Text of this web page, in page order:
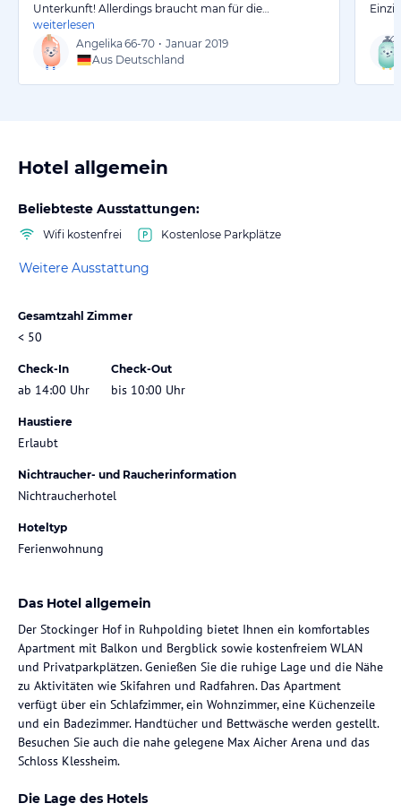
Unterkunft! Allerdings braucht man für die…
weiterlesen
Angelika 66-70 • Januar 2019
Aus Deutschland
Hotel allgemein
Beliebteste Ausstattungen:
Wifi kostenfrei Kostenlose Parkplätze
Weitere Ausstattung
Gesamtzahl Zimmer
< 50
Check-In
ab 14:00 Uhr
Check-Out
bis 10:00 Uhr
Haustiere
Erlaubt
Nichtraucher- und Raucherinformation
Nichtraucherhotel
Hoteltyp
Ferienwohnung
Das Hotel allgemein
Der Stockinger Hof in Ruhpolding bietet Ihnen ein komfortables
Apartment mit Balkon und Bergblick sowie kostenfreiem WLAN
und Privatparkplätzen. Genießen Sie die ruhige Lage und die Nähe
zu Aktivitäten wie Skifahren und Radfahren. Das Apartment
verfügt über ein Schlafzimmer, ein Wohnzimmer, eine Küchenzeile
und ein Badezimmer. Handtücher und Bettwäsche werden gestellt.
Besuchen Sie auch die nahe gelegene Max Aicher Arena und das
Schloss Klessheim.
Die Lage des Hotels